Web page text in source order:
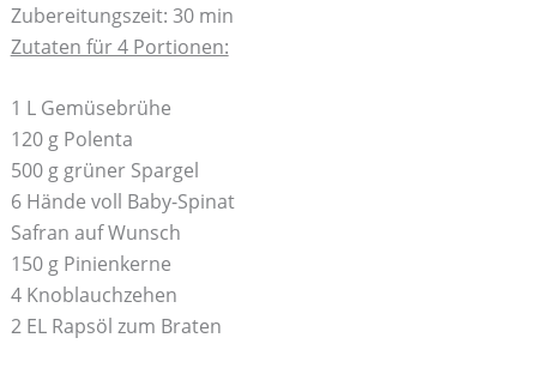
Zubereitungszeit: 30 min
Zutaten für 4 Portionen:
1 L Gemüsebrühe
120 g Polenta
500 g grüner Spargel
6 Hände voll Baby-Spinat
Safran auf Wunsch
150 g Pinienkerne
4 Knoblauchzehen
2 EL Rapsöl zum Braten